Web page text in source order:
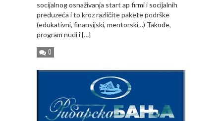
socijalnog osnaživanja start ap firmi i socijalnih
preduzeća i to kroz različite pakete podrške
(edukativni, finansijski, mentorski…) Takođe,
program nudi i […]
0